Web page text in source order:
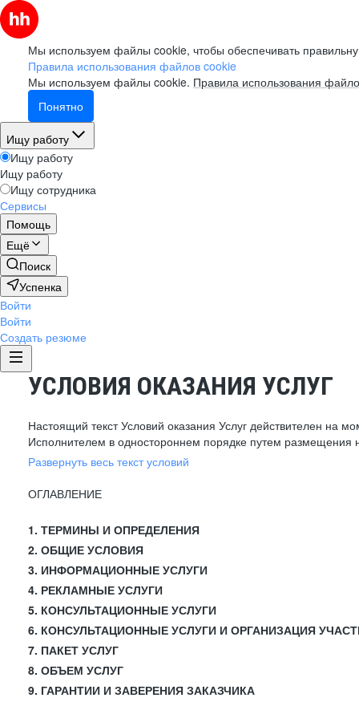
Мы используем файлы cookie, чтобы обеспечивать
Правила использования файлов cookie
Мы используем файлы cookie. Правила использования
Понятно
Ищу работу
Ищу работу
Ищу работу
Ищу сотрудника
Сервисы
Помощь
Ещё
Поиск
Успенка
Войти
Войти
Создать резюме
УСЛОВИЯ ОКАЗАНИЯ УСЛУГ
Настоящий текст Условий оказания Услуг действителен на
Исполнителем в одностороннем порядке путем размещения
Развернуть весь текст условий
ОГЛАВЛЕНИЕ
1. ТЕРМИНЫ И ОПРЕДЕЛЕНИЯ
2. ОБЩИЕ УСЛОВИЯ
3. ИНФОРМАЦИОННЫЕ УСЛУГИ
4. РЕКЛАМНЫЕ УСЛУГИ
5. КОНСУЛЬТАЦИОННЫЕ УСЛУГИ
6. КОНСУЛЬТАЦИОННЫЕ УСЛУГИ И ОРГАНИЗАЦИЯ
7. ПАКЕТ УСЛУГ
8. ОБЪЕМ УСЛУГ
9. ГАРАНТИИ И ЗАВЕРЕНИЯ ЗАКАЗЧИКА